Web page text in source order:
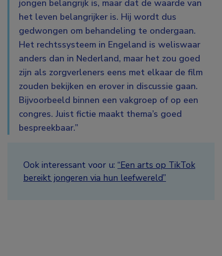
jongen belangrijk is, maar dat de waarde van
het leven belangrijker is. Hij wordt dus
gedwongen om behandeling te ondergaan.
Het rechtssysteem in Engeland is weliswaar
anders dan in Nederland, maar het zou goed
zijn als zorgverleners eens met elkaar de film
zouden bekijken en erover in discussie gaan.
Bijvoorbeeld binnen een vakgroep of op een
congres. Juist fictie maakt thema’s goed
bespreekbaar.”
Ook interessant voor u: “Een arts op TikTok
bereikt jongeren via hun leefwereld”